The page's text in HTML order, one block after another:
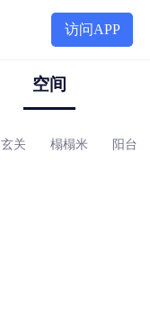
访问APP
空间
玄关 榻榻米 阳台